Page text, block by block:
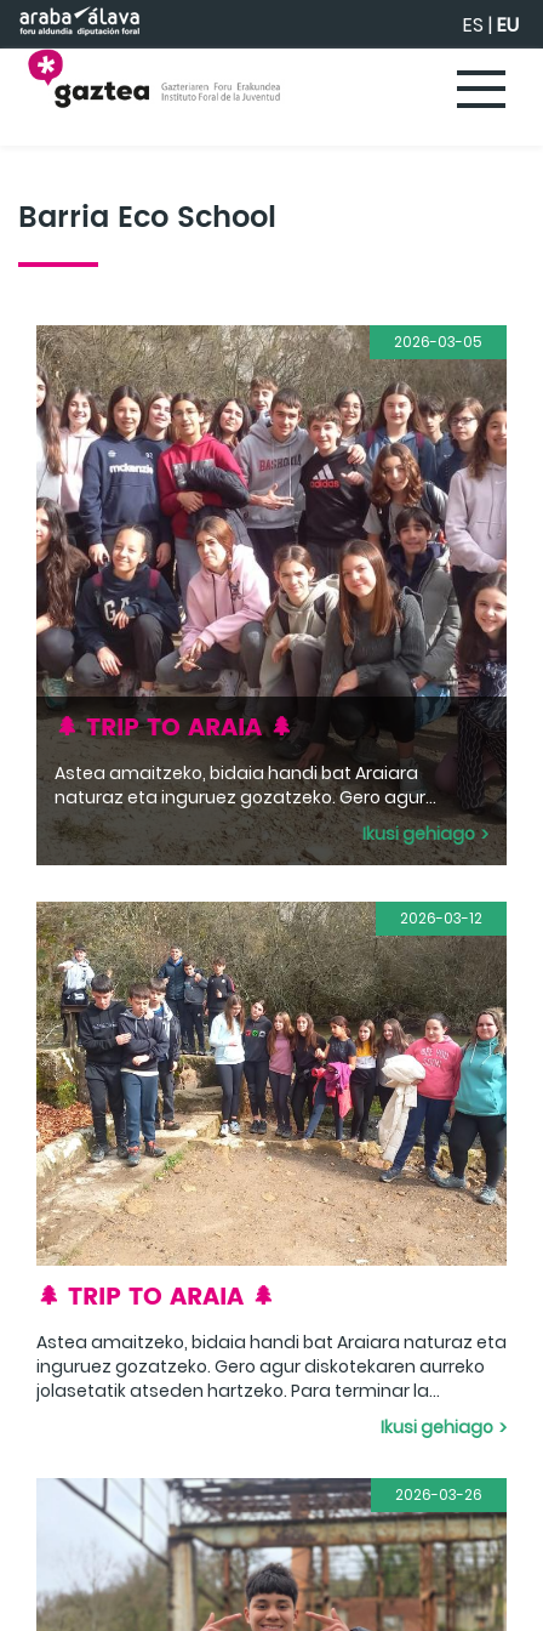
Eduki nagusira joan ES |EU
Barria Eco School
2026-03-05
🌲 TRIP TO ARAIA 🌲
Astea amaitzeko, bidaia handi bat Araiara
naturaz eta inguruez gozatzeko. Gero agur
diskotekaren aurreko jolasetatik atseden
hartzeko. Para terminar la semana, un gran viaje a
Araia para disfrutar de la naturaleza y sus
juegos ante la discoteca.
Ikusi gehiago
2026-03-12
🌲 TRIP TO ARAIA 🌲
Astea amaitzeko, bidaia handi bat Araiara naturaz eta
inguruez gozatzeko. Gero agur diskotekaren aurreko
jolasetatik atseden hartzeko. Para terminar la
semana, un gran viaje a Araia para disfrutar de la
naturaleza y sus alrededores. Luego adiós para
Ikusi gehiago
2026-03-26